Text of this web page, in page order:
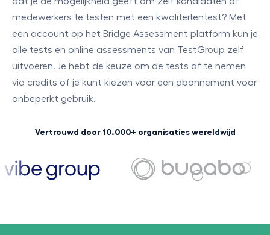
medewerkers te testen met een kwaliteitentest? Met
een account op het Bridge Assessment platform kun je
alle tests en online assessments van TestGroup zelf
uitvoeren. Je hebt de keuze om de tests af te nemen
via credits of je kunt kiezen voor een abonnement voor
onbeperkt gebruik.
Vertrouwd door 10.000+ organisaties wereldwijd